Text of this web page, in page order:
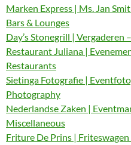
Marken Express | Ms. Jan
Bars & Lounges
Day’s Stonegrill | Vergaderen
Restaurant Juliana |
Restaurants
Sietinga Fotografie |
Photography
Nederlandse Zaken |
Miscellaneous
Friture De Prins |